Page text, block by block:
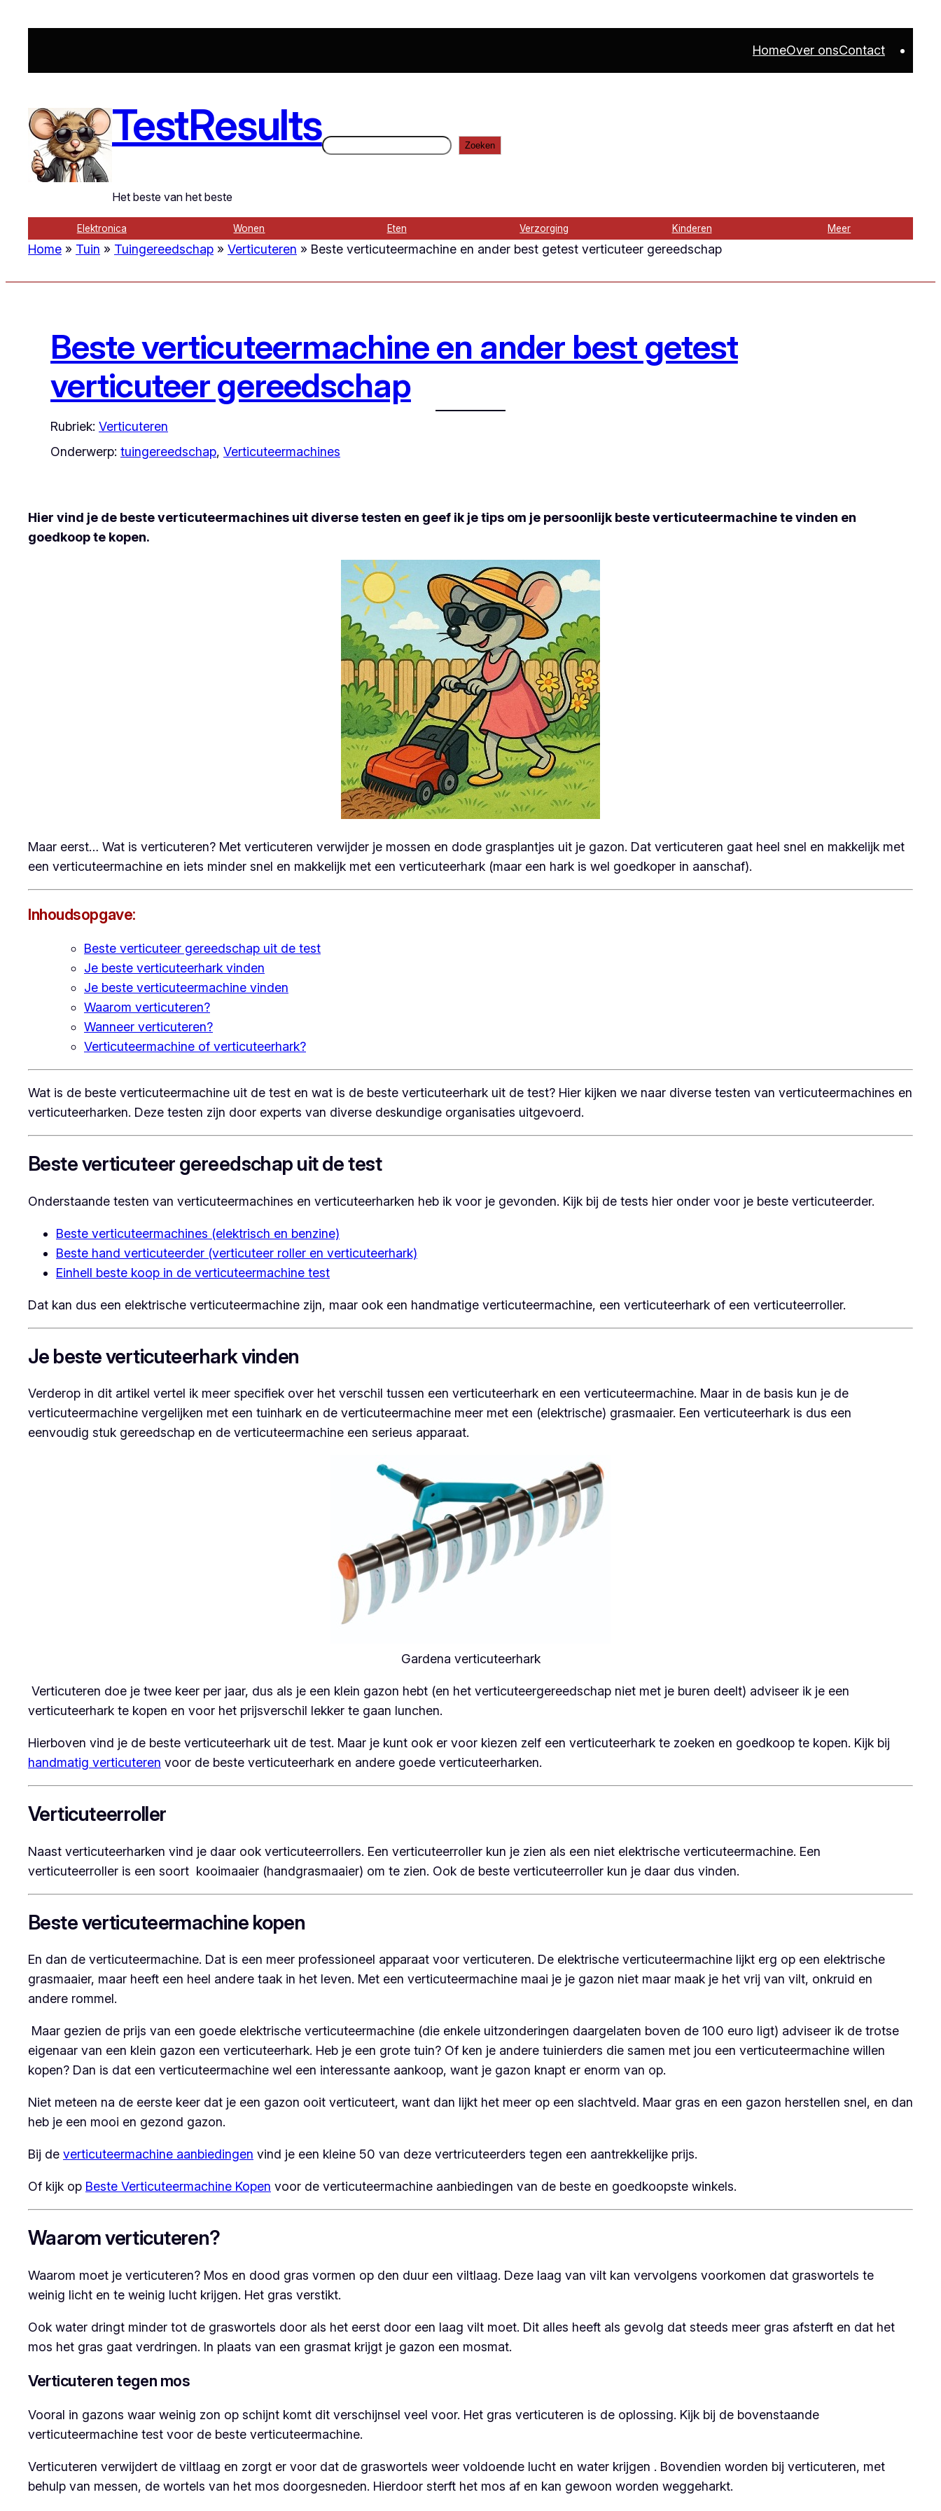
inhoud
HomeOver onsContact
TestResults
Het beste van het beste
Zoeken Zoeken
Elektronica Wonen Eten Verzorging Kinderen Meer
Home » Tuin » Tuingereedschap » Verticuteren » Beste verticuteermachine en ander best getest verticuteer gereedschap
Beste verticuteermachine en ander best getest
verticuteer gereedschap
Rubriek: Verticuteren
Onderwerp: tuingereedschap, Verticuteermachines
Hier vind je de beste verticuteermachines uit diverse testen en geef ik je tips om je persoonlijk beste verticuteermachine te vinden en
goedkoop te kopen.
Maar eerst… Wat is verticuteren? Met verticuteren verwijder je mossen en dode grasplantjes uit je gazon. Dat verticuteren gaat heel snel en makkelijk met
een verticuteermachine en iets minder snel en makkelijk met een verticuteerhark (maar een hark is wel goedkoper in aanschaf).
Inhoudsopgave:
Beste verticuteer gereedschap uit de test
Je beste verticuteerhark vinden
Je beste verticuteermachine vinden
Waarom verticuteren?
Wanneer verticuteren?
Verticuteermachine of verticuteerhark?
Wat is de beste verticuteermachine uit de test en wat is de beste verticuteerhark uit de test? Hier kijken we naar diverse testen van verticuteermachines en
verticuteerharken. Deze testen zijn door experts van diverse deskundige organisaties uitgevoerd.
Beste verticuteer gereedschap uit de test
Onderstaande testen van verticuteermachines en verticuteerharken heb ik voor je gevonden. Kijk bij de tests hier onder voor je beste verticuteerder.
Beste verticuteermachines (elektrisch en benzine)
Beste hand verticuteerder (verticuteer roller en verticuteerhark)
Einhell beste koop in de verticuteermachine test
Dat kan dus een elektrische verticuteermachine zijn, maar ook een handmatige verticuteermachine, een verticuteerhark of een verticuteerroller.
Je beste verticuteerhark vinden
Verderop in dit artikel vertel ik meer specifiek over het verschil tussen een verticuteerhark en een verticuteermachine. Maar in de basis kun je de
verticuteermachine vergelijken met een tuinhark en de verticuteermachine meer met een (elektrische) grasmaaier. Een verticuteerhark is dus een
eenvoudig stuk gereedschap en de verticuteermachine een serieus apparaat.
Gardena verticuteerhark
Verticuteren doe je twee keer per jaar, dus als je een klein gazon hebt (en het verticuteergereedschap niet met je buren deelt) adviseer ik je een
verticuteerhark te kopen en voor het prijsverschil lekker te gaan lunchen.
Hierboven vind je de beste verticuteerhark uit de test. Maar je kunt ook er voor kiezen zelf een verticuteerhark te zoeken en goedkoop te kopen. Kijk bij
handmatig verticuteren voor de beste verticuteerhark en andere goede verticuteerharken.
Verticuteerroller
Naast verticuteerharken vind je daar ook verticuteerrollers. Een verticuteerroller kun je zien als een niet elektrische verticuteermachine. Een
verticuteerroller is een soort kooimaaier (handgrasmaaier) om te zien. Ook de beste verticuteerroller kun je daar dus vinden.
Beste verticuteermachine kopen
En dan de verticuteermachine. Dat is een meer professioneel apparaat voor verticuteren. De elektrische verticuteermachine lijkt erg op een elektrische
grasmaaier, maar heeft een heel andere taak in het leven. Met een verticuteermachine maai je je gazon niet maar maak je het vrij van vilt, onkruid en
andere rommel.
Maar gezien de prijs van een goede elektrische verticuteermachine (die enkele uitzonderingen daargelaten boven de 100 euro ligt) adviseer ik de trotse
eigenaar van een klein gazon een verticuteerhark. Heb je een grote tuin? Of ken je andere tuinierders die samen met jou een verticuteermachine willen
kopen? Dan is dat een verticuteermachine wel een interessante aankoop, want je gazon knapt er enorm van op.
Niet meteen na de eerste keer dat je een gazon ooit verticuteert, want dan lijkt het meer op een slachtveld. Maar gras en een gazon herstellen snel, en dan
heb je een mooi en gezond gazon.
Bij de verticuteermachine aanbiedingen vind je een kleine 50 van deze vertricuteerders tegen een aantrekkelijke prijs.
Of kijk op Beste Verticuteermachine Kopen voor de verticuteermachine aanbiedingen van de beste en goedkoopste winkels.
Waarom verticuteren?
Waarom moet je verticuteren? Mos en dood gras vormen op den duur een viltlaag. Deze laag van vilt kan vervolgens voorkomen dat graswortels te
weinig licht en te weinig lucht krijgen. Het gras verstikt.
Ook water dringt minder tot de graswortels door als het eerst door een laag vilt moet. Dit alles heeft als gevolg dat steeds meer gras afsterft en dat het
mos het gras gaat verdringen. In plaats van een grasmat krijgt je gazon een mosmat.
Verticuteren tegen mos
Vooral in gazons waar weinig zon op schijnt komt dit verschijnsel veel voor. Het gras verticuteren is de oplossing. Kijk bij de bovenstaande
verticuteermachine test voor de beste verticuteermachine.
Verticuteren verwijdert de viltlaag en zorgt er voor dat de graswortels weer voldoende lucht en water krijgen . Bovendien worden bij verticuteren, met
behulp van messen, de wortels van het mos doorgesneden. Hierdoor sterft het mos af en kan gewoon worden weggeharkt.